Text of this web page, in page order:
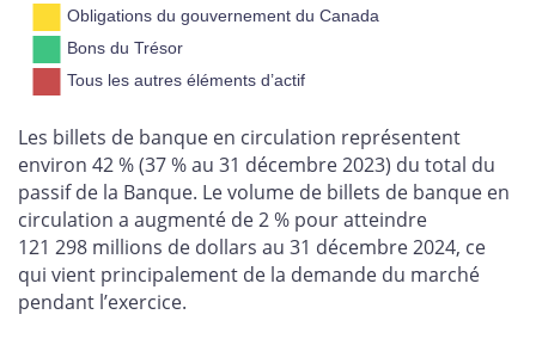
Obligations du gouvernement du Canada
Bons du Trésor
Tous les autres éléments d’actif
Les billets de banque en circulation représentent
environ 42 % (37 % au 31 décembre 2023) du total du
passif de la Banque. Le volume de billets de banque en
circulation a augmenté de 2 % pour atteindre
121 298 millions de dollars au 31 décembre 2024, ce
qui vient principalement de la demande du marché
pendant l’exercice.